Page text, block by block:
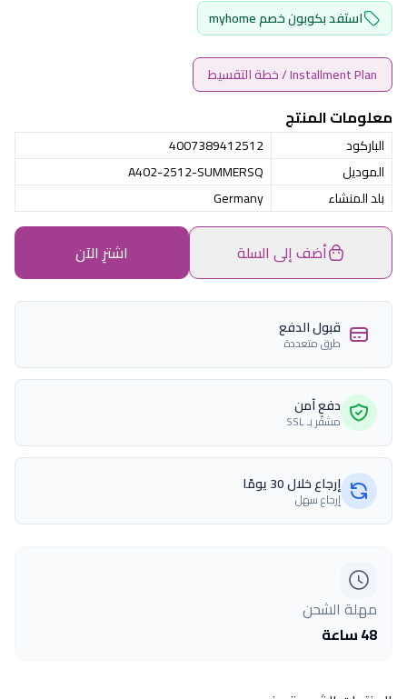
استفد بكوبون خصم myhome
Installment Plan / خطة التقسيط
معلومات المنتج
الباركود
4007389412512
الموديل
A402-2512-SUMMERSQ
بلد المنشاء
Germany
أضف إلى السلة اشترِ الآن
قبول الدفع
طرق متعددة
دفع آمن
مشفّر بـ SSL
إرجاع خلال 30 يومًا
إرجاع سهل
مهلة الشحن
48 ساعة